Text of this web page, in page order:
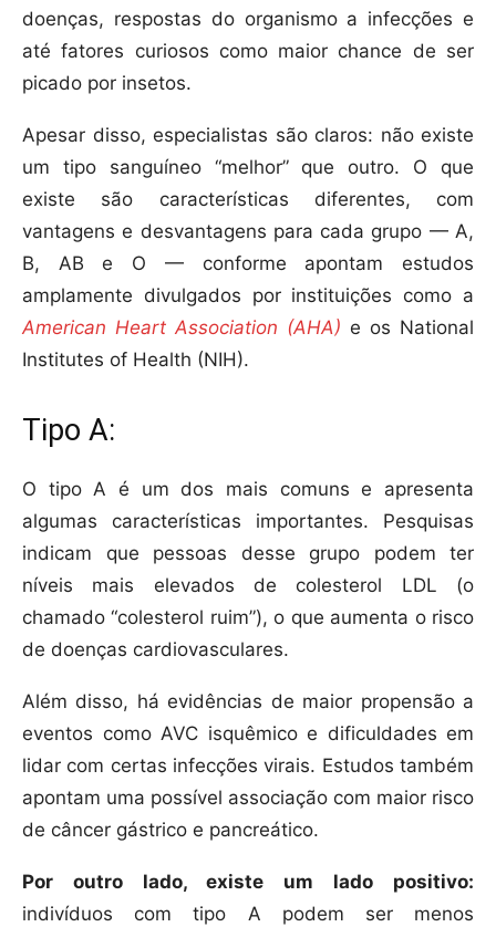
doenças, respostas do organismo a infecções e
até fatores curiosos como maior chance de ser
picado por insetos.
Apesar disso, especialistas são claros: não existe
um tipo sanguíneo “melhor” que outro. O que
existe são características diferentes, com
vantagens e desvantagens para cada grupo — A,
B, AB e O — conforme apontam estudos
amplamente divulgados por instituições como a
American Heart Association (AHA) e os National
Institutes of Health (NIH).
Tipo A:
O tipo A é um dos mais comuns e apresenta
algumas características importantes. Pesquisas
indicam que pessoas desse grupo podem ter
níveis mais elevados de colesterol LDL (o
chamado “colesterol ruim”), o que aumenta o risco
de doenças cardiovasculares.
Além disso, há evidências de maior propensão a
eventos como AVC isquêmico e dificuldades em
lidar com certas infecções virais. Estudos também
apontam uma possível associação com maior risco
de câncer gástrico e pancreático.
Por outro lado, existe um lado positivo:
indivíduos com tipo A podem ser menos